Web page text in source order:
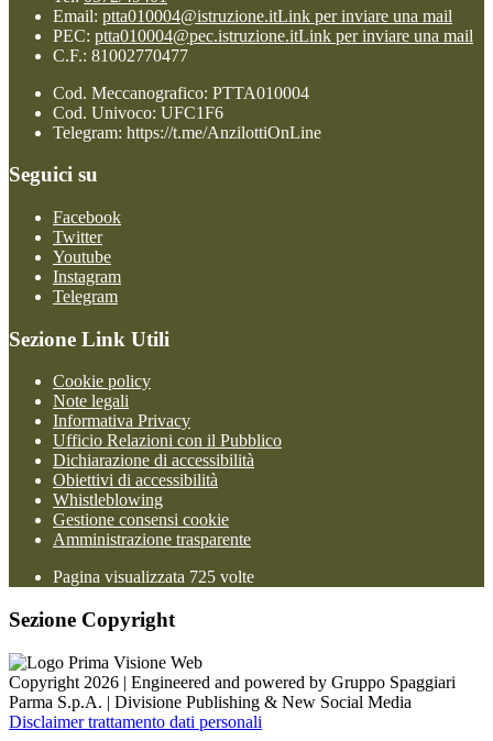
Email: ptta010004@istruzione.itLink per inviare una mail
PEC: ptta010004@pec.istruzione.itLink per inviare una mail
C.F.: 81002770477
Cod. Meccanografico: PTTA010004
Cod. Univoco: UFC1F6
Telegram: https://t.me/AnzilottiOnLine
Seguici su
Facebook
Twitter
Youtube
Instagram
Telegram
Sezione Link Utili
Cookie policy
Note legali
Informativa Privacy
Ufficio Relazioni con il Pubblico
Dichiarazione di accessibilità
Obiettivi di accessibilità
Whistleblowing
Gestione consensi cookie
Amministrazione trasparente
Pagina visualizzata 725 volte
Sezione Copyright
Copyright 2026 | Engineered and powered by Gruppo Spaggiari
Parma S.p.A. | Divisione Publishing & New Social Media
Disclaimer trattamento dati personali